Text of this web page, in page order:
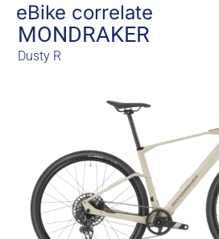
eBike correlate
MONDRAKER
Dusty R